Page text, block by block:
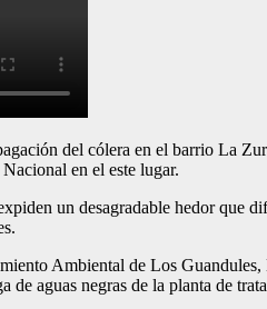
del cólera en el barrio La
en el este lugar.
un desagradable hedor que
Ambiental de Los
aguas negras de la planta de